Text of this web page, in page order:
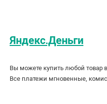
Яндекс.Деньги
Вы можете купить любой товар
Все платежи мгновенные,